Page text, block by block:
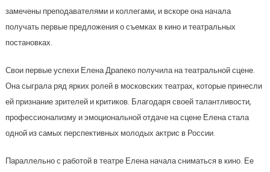
замечены преподавателями и коллегами, и вскоре она начала
получать первые предложения о съемках в кино и театральных
постановках.
Свои первые успехи Елена Драпеко получила на театральной сцене.
Она сыграла ряд ярких ролей в московских театрах, которые принесли
ей признание зрителей и критиков. Благодаря своей талантливости,
профессионализму и эмоциональной отдаче на сцене Елена стала
одной из самых перспективных молодых актрис в России.
Параллельно с работой в театре Елена начала сниматься в кино. Ее